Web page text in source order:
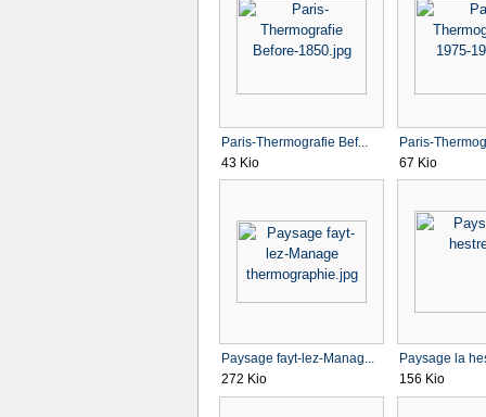
Paris-Thermografie Bef...
43 Kio
Paris-
67 Kio
Paysage fayt-lez-Manag...
272 Kio
Paysage la
156 Kio